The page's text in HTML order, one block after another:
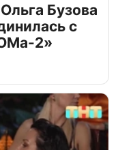
Бузова
с
2»